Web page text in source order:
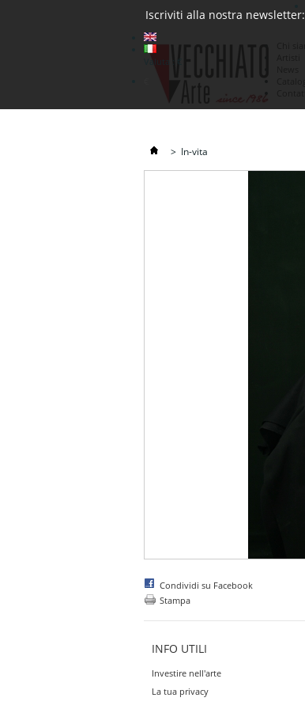
Iscriviti alla nostra newsletter:
> In-vita
Condividi su Facebook
Stampa
INFO UTILI
Investire nell'arte
La tua privacy